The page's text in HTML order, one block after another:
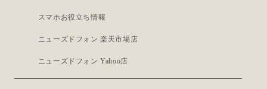
スマホお役立ち情報
ニューズドフォン 楽天市場店
ニューズドフォン Yahoo店